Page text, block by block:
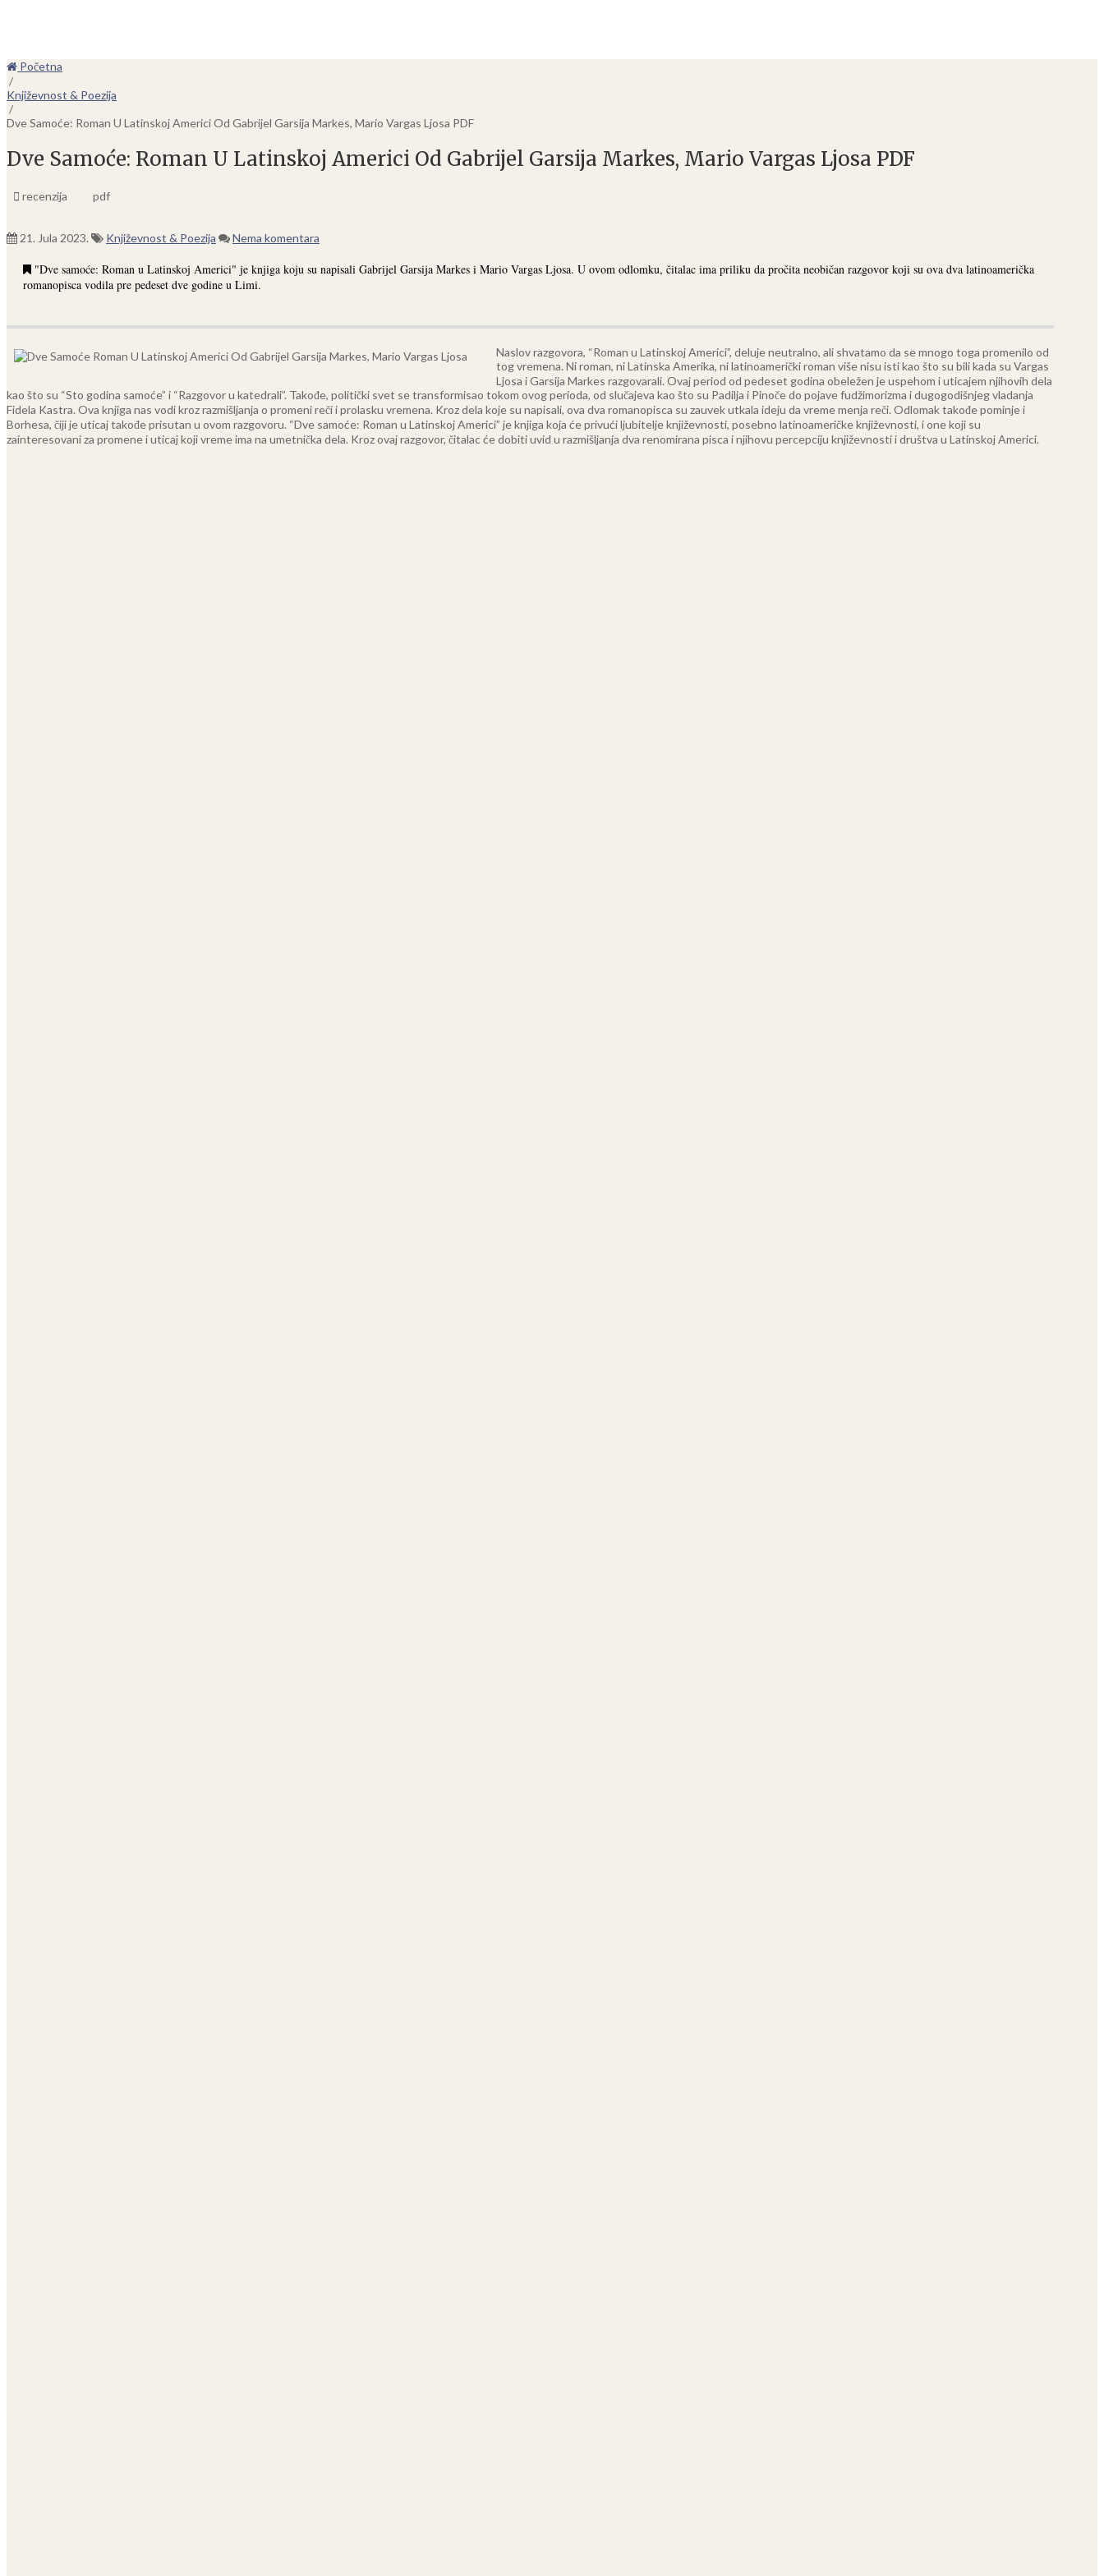
Početna
/
Književnost & Poezija
/
Dve Samoće: Roman U Latinskoj Americi Od Gabrijel Garsija Markes, Mario Vargas Ljosa PDF
Dve Samoće: Roman U Latinskoj Americi Od Gabrijel Garsija Markes, Mario Vargas Ljosa PDF
recenzija pdf
21. Jula 2023. Književnost & Poezija Nema komentara
"Dve samoće: Roman u Latinskoj Americi" je knjiga koju su napisali Gabrijel Garsija Markes i Mario Vargas Ljosa. U ovom odlomku, čitalac ima priliku da pročita neobičan razgovor koji su ova dva latinoamerička
romanopisca vodila pre pedeset dve godine u Limi.
Naslov razgovora, “Roman u Latinskoj Americi”, deluje neutralno, ali shvatamo da se mnogo toga promenilo od
tog vremena. Ni roman, ni Latinska Amerika, ni latinoamerički roman više nisu isti kao što su bili kada su Vargas
Ljosa i Garsija Markes razgovarali. Ovaj period od pedeset godina obeležen je uspehom i uticajem njihovih dela
kao što su “Sto godina samoće” i “Razgovor u katedrali”. Takođe, politički svet se transformisao tokom ovog perioda, od slučajeva kao što su Padilja i Pinoče do pojave fudžimorizma i dugogodišnjeg vladanja
Fidela Kastra. Ova knjiga nas vodi kroz razmišljanja o promeni reči i prolasku vremena. Kroz dela koje su napisali, ova dva romanopisca su zauvek utkala ideju da vreme menja reči. Odlomak takođe pominje i
Borhesa, čiji je uticaj takođe prisutan u ovom razgovoru. “Dve samoće: Roman u Latinskoj Americi” je knjiga koja će privući ljubitelje književnosti, posebno latinoameričke književnosti, i one koji su
zainteresovani za promene i uticaj koji vreme ima na umetnička dela. Kroz ovaj razgovor, čitalac će dobiti uvid u razmišljanja dva renomirana pisca i njihovu percepciju književnosti i društva u Latinskoj Americi.